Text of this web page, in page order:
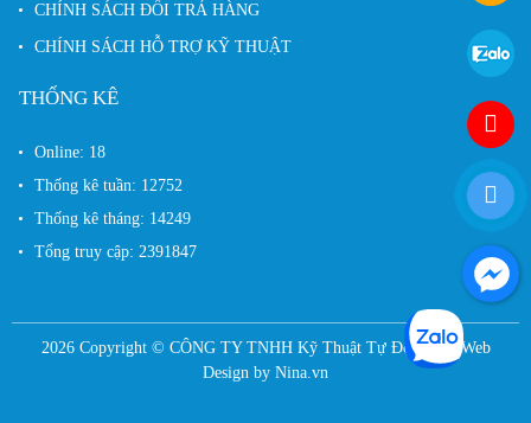
CHÍNH SÁCH ĐỔI TRẢ HÀNG
CHÍNH SÁCH HỖ TRỢ KỸ THUẬT
THỐNG KÊ
Online: 18
Thống kê tuần: 12752
Thống kê tháng: 14249
Tổng truy cập:2391847
2026 Copyright © CÔNG TY TNHH Kỹ Thuật Tự Động HKWeb
Design by Nina.vn